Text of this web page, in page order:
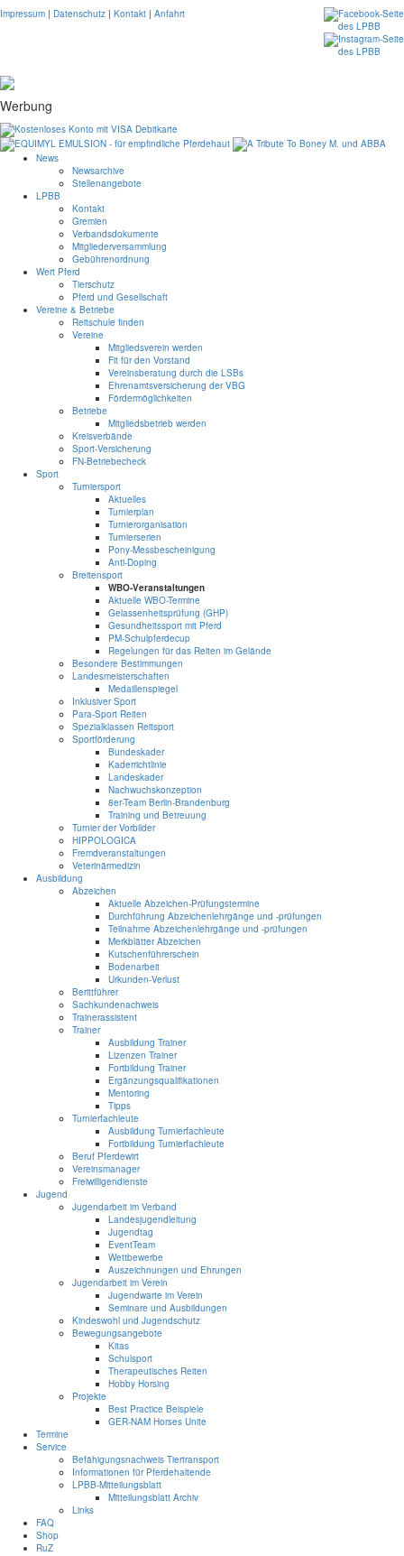
Impressum | Datenschutz | Kontakt | Anfahrt
Werbung
News
Newsarchive
Stellenangebote
LPBB
Kontakt
Gremien
Verbandsdokumente
Mitgliederversammlung
Gebührenordnung
Wert Pferd
Tierschutz
Pferd und Gesellschaft
Vereine & Betriebe
Reitschule finden
Vereine
Mitgliedsverein werden
Fit für den Vorstand
Vereinsberatung durch die LSBs
Ehrenamtsversicherung der VBG
Fördermöglichkeiten
Betriebe
Mitgliedsbetrieb werden
Kreisverbände
Sport-Versicherung
FN-Betriebecheck
Sport
Turniersport
Aktuelles
Turnierplan
Turnierorganisation
Turnierserien
Pony-Messbescheinigung
Anti-Doping
Breitensport
WBO-Veranstaltungen
Aktuelle WBO-Termine
Gelassenheitsprüfung (GHP)
Gesundheitssport mit Pferd
PM-Schulpferdecup
Regelungen für das Reiten im Gelände
Besondere Bestimmungen
Landesmeisterschaften
Medaillenspiegel
Inklusiver Sport
Para-Sport Reiten
Spezialklassen Reitsport
Sportförderung
Bundeskader
Kaderrichtlinie
Landeskader
Nachwuchskonzeption
8er-Team Berlin-Brandenburg
Training und Betreuung
Turnier der Vorbilder
HIPPOLOGICA
Fremdveranstaltungen
Veterinärmedizin
Ausbildung
Abzeichen
Aktuelle Abzeichen-Prüfungstermine
Durchführung Abzeichenlehrgänge und -prüfungen
Teilnahme Abzeichenlehrgänge und -prüfungen
Merkblätter Abzeichen
Kutschenführerschein
Bodenarbeit
Urkunden-Verlust
Berittführer
Sachkundenachweis
Trainerassistent
Trainer
Ausbildung Trainer
Lizenzen Trainer
Fortbildung Trainer
Ergänzungsqualifikationen
Mentoring
Tipps
Turnierfachleute
Ausbildung Turnierfachleute
Fortbildung Turnierfachleute
Beruf Pferdewirt
Vereinsmanager
Freiwilligendienste
Jugend
Jugendarbeit im Verband
Landesjugendleitung
Jugendtag
EventTeam
Wettbewerbe
Auszeichnungen und Ehrungen
Jugendarbeit im Verein
Jugendwarte im Verein
Seminare und Ausbildungen
Kindeswohl und Jugendschutz
Bewegungsangebote
Kitas
Schulsport
Therapeutisches Reiten
Hobby Horsing
Projekte
Best Practice Beispiele
GER-NAM Horses Unite
Termine
Service
Befähigungsnachweis Tiertransport
Informationen für Pferdehaltende
LPBB-Mitteilungsblatt
Mitteilungsblatt Archiv
Links
FAQ
Shop
RuZ